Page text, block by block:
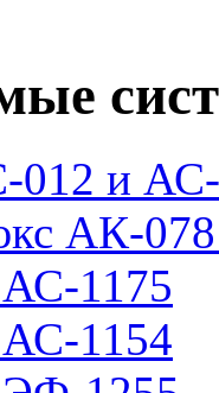
012 и
АК-
1175
АС-1154